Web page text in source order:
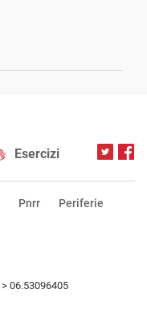
Esercizi
Pnrr Periferie
> 06.53096405